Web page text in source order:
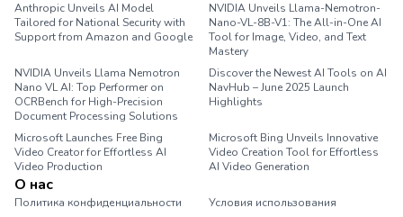
Anthropic Unveils AI Model
Tailored for National Security with
Support from Amazon and Google
NVIDIA Unveils Llama-Nemotron-
Nano-VL-8B-V1: The All-in-One AI
Tool for Image, Video, and Text
Mastery
NVIDIA Unveils Llama Nemotron
Nano VL AI: Top Performer on
OCRBench for High-Precision
Document Processing Solutions
Discover the Newest AI Tools on AI
NavHub – June 2025 Launch
Highlights
Microsoft Launches Free Bing
Video Creator for Effortless AI
Video Production
Microsoft Bing Unveils Innovative
Video Creation Tool for Effortless
AI Video Generation
О нас
Политика конфиденциальности Условия использования